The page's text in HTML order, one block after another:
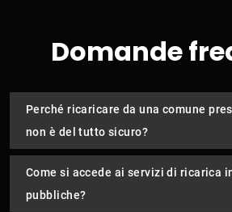
Domande
Perché ricaricare da una comune
non è del tutto sicuro?
Come si accede ai servizi di ricarica
pubbliche?